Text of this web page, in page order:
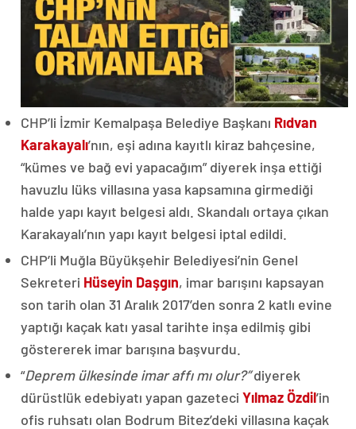
CHP’li İzmir Kemalpaşa Belediye Başkanı Rıdvan
Karakayalı’nın, eşi adına kayıtlı kiraz bahçesine,
“kümes ve bağ evi yapacağım” diyerek inşa ettiği
havuzlu lüks villasına yasa kapsamına girmediği
halde yapı kayıt belgesi aldı. Skandalı ortaya çıkan
Karakayalı’nın yapı kayıt belgesi iptal edildi.
CHP’li Muğla Büyükşehir Belediyesi’nin Genel
Sekreteri Hüseyin Daşgın, imar barışını kapsayan
son tarih olan 31 Aralık 2017’den sonra 2 katlı evine
yaptığı kaçak katı yasal tarihte inşa edilmiş gibi
göstererek imar barışına başvurdu.
“Deprem ülkesinde imar affı mı olur?”diyerek
dürüstlük edebiyatı yapan gazeteci Yılmaz Özdil’in
ofis ruhsatı olan Bodrum Bitez’deki villasına kaçak